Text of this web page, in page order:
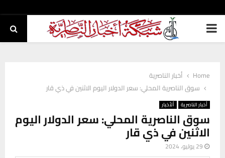
PRIMARY
Home
أخبار الناصرية
سوق الناصرية المحلي: سعر الدولار اليوم الاثنين في ذي قار
أخبار الناصرية ألأخبار
سوق الناصرية المحلي: سعر الدولار اليوم
الاثنين في ذي قار
29 يوليو، 2024